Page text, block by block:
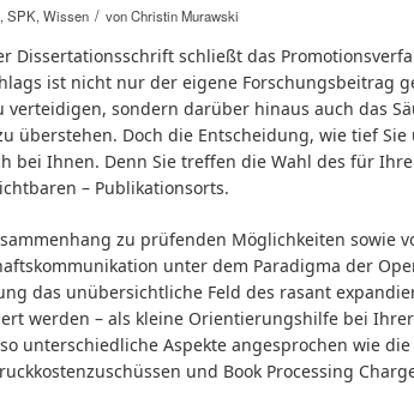
, SPK, Wissen / vonChristin Murawski
Dissertationsschrift schließt das
ist nicht nur der eigene Forschungsbeitrag
sondern darüber hinaus auch das
überstehen. Doch die Entscheidung, wie tief
bei Ihnen. Denn Sie treffen die Wahl des für
– Publikationsorts.
zu prüfenden Möglichkeiten sowie
unter dem Paradigma der
das unübersichtliche Feld des rasant
werden – als kleine Orientierungshilfe bei
unterschiedliche Aspekte angesprochen wie
und Book Processing